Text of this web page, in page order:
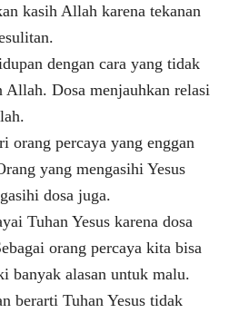
kasih Allah karena tekanan
dengan cara yang tidak
Allah. Dosa menjauhkan relasi
orang percaya yang enggan
yang mengasihi Yesus
dosa juga.
Tuhan Yesus karena dosa
orang percaya kita bisa
banyak alasan untuk malu.
berarti Tuhan Yesus tidak